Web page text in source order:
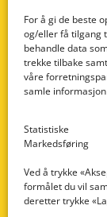
For å gi de beste
og/eller få tilgang
behandle data
trekke tilbake
våre
samle
Statistiske
Markedsføring
Ved å trykke
formålet du vil
deretter trykke